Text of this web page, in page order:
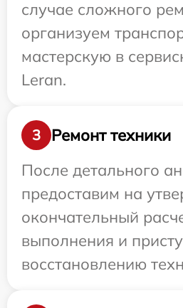
случае сложного
организуем
мастерскую в
Leran.
3
Ремонт техники
После детального
предоставим на
окончательный
выполнения и
восстановлению